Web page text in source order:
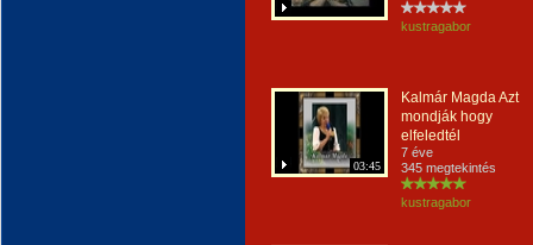
kustragabor
03:45
Kalmár Magda Azt
mondják hogy
elfeledtél
7 éve
345 megtekintés
kustragabor